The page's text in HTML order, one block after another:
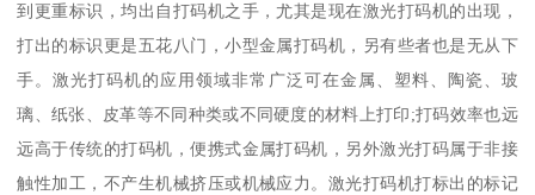
到更重标识，均出自打码机之手，尤其是现在激光打码机的出现，
打出的标识更是五花八门，小型金属打码机，另有些者也是无从下
手。激光打码机的应用领域非常广泛可在金属、塑料、陶瓷、玻
璃、纸张、皮革等不同种类或不同硬度的材料上打印;打码效率也远
远高于传统的打码机，便携式金属打码机，另外激光打码属于非接
触性加工，不产生机械挤压或机械应力。激光打码机打标出的标记